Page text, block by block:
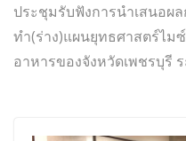
ประชุมรับฟังการนำเสนอผ
ทำ(ร่าง)แผนยุทธศาสตร์ไม
อาหารของจังหวัดเพชรบุรี